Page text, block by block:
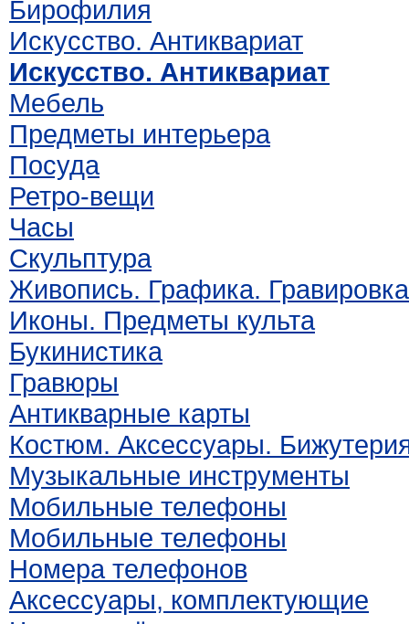
Бирофилия
Искусство. Антиквариат
Искусство. Антиквариат
Мебель
Предметы интерьера
Посуда
Ретро-вещи
Часы
Скульптура
Живопись. Графика. Гравировка
Иконы. Предметы культа
Букинистика
Гравюры
Антикварные карты
Костюм. Аксессуары.
Музыкальные инструменты
Мобильные телефоны
Мобильные телефоны
Номера телефонов
Аксессуары, комплектующие